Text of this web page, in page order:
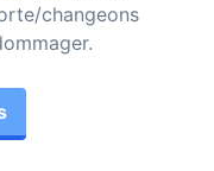
changeons